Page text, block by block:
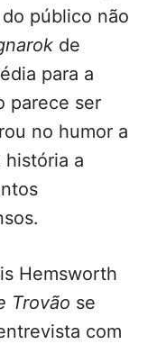
público não
de
para a
parece ser
no humor a
a
Hemsworth
Trovão se
com